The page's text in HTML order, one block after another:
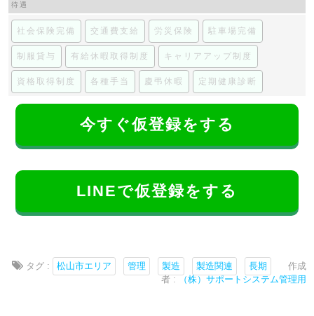
待遇
社会保険完備 交通費支給 労災保険 駐車場完備
制服貸与 有給休暇取得制度 キャリアアップ制度
資格取得制度 各種手当 慶弔休暇 定期健康診断
今すぐ仮登録をする
LINEで仮登録をする
タグ : 松山市エリア 管理 製造 製造関連 長期
作成
者 :
（株）サポートシステム管理用